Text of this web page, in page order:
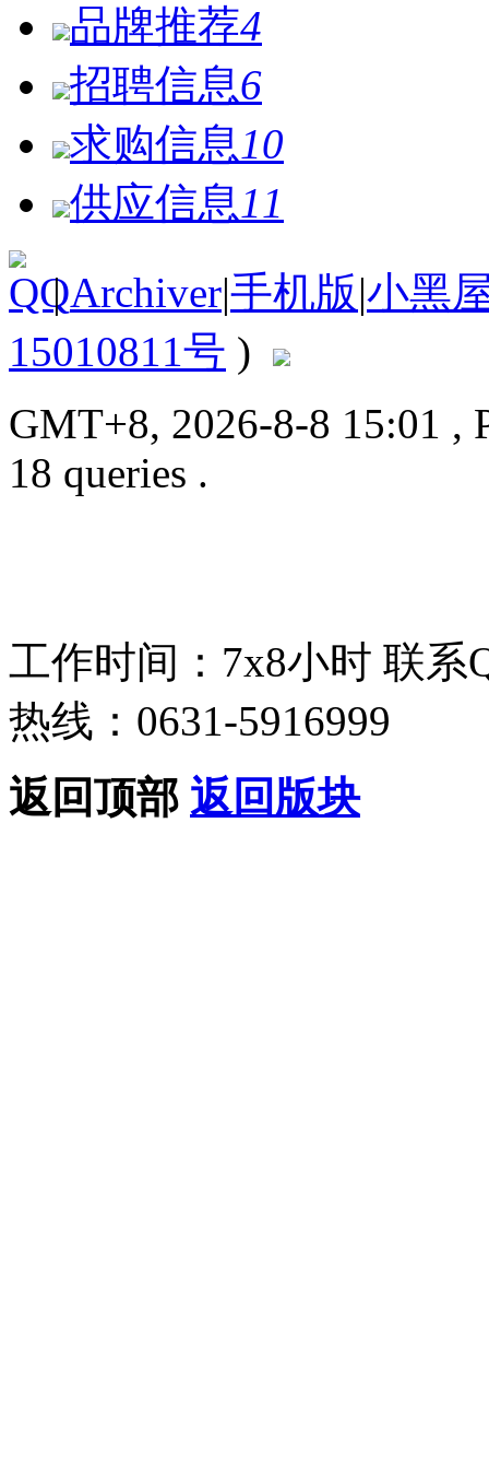
品牌推荐4
招聘信息6
求购信息 10
供应信息 11
| Archiver|手机版|小黑
15010811号 )
GMT+8, 2026-8-8 15:01 ,
18 queries .
工作时间：7x8小时 联系
热线：0631-5916999
返回顶部 返回版块